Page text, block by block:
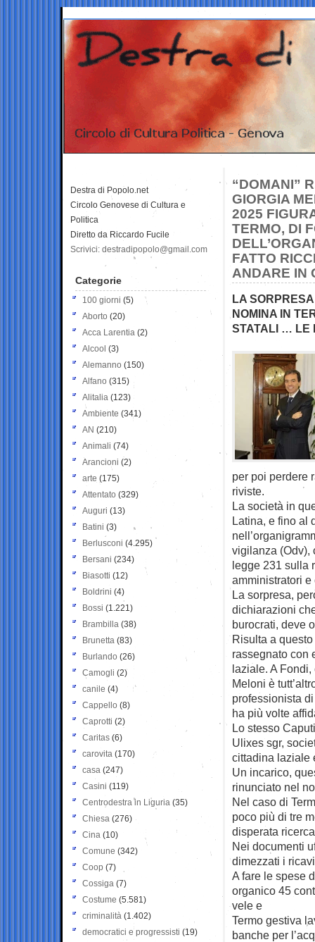
“DOMANI”
GIORGIA
2025
TERMO, DI
FATTO
ANDARE IN
LA
NOMINA IN
STATALI … LE
per poi perdere
riviste.
La società in
Latina, e fino al
vigilanza (Odv),
legge 231 sulla
amministratori e
La sorpresa,
dichiarazioni
burocrati, deve
Risulta a
rassegnato con
laziale. A
Meloni è
professionista
ha più volte
Lo stesso
Ulixes sgr,
cittadina laziale
Un incarico,
rinunciato nel
Nel caso di
poco più di tre
disperata
Nei documenti
dimezzati i
A fare le spese
organico 45
vele e
Termo gestiva
banche per
Destra di Popolo.net
Circolo Genovese di Cultura e
Politica
Diretto da Riccardo Fucile
Scrivici: destradipopolo@gmail.com
Categorie
100 giorni (5)
Aborto (20)
Acca Larentia (2)
Alcool (3)
Alemanno (150)
Alfano (315)
Alitalia (123)
Ambiente (341)
AN (210)
Animali (74)
Arancioni (2)
arte (175)
Attentato (329)
Auguri (13)
Batini (3)
Berlusconi (4.295)
Bersani (234)
Biasotti (12)
Boldrini (4)
Bossi (1.221)
Brambilla (38)
Brunetta (83)
Burlando (26)
Camogli (2)
canile (4)
Cappello (8)
Caprotti (2)
Caritas (6)
carovita (170)
casa (247)
Casini (119)
Centrodestra in Liguria (35)
Chiesa (276)
Cina (10)
Comune (342)
Coop (7)
Cossiga (7)
Costume (5.581)
criminalità (1.402)
democratici e progressisti (19)